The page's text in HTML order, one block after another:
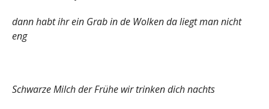
dann habt ihr ein Grab in de Wolken da liegt man nicht
eng
Schwarze Milch der Frühe wir trinken dich nachts